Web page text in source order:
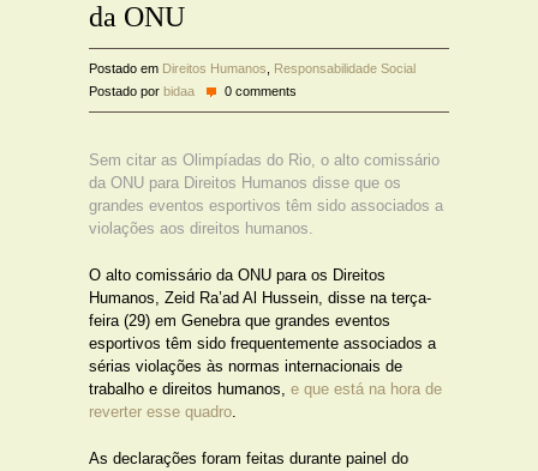
da ONU
Postado em Direitos Humanos
Responsabilidade Social
Postado por bidaa 0 comments
Sem citar as Olimpíadas do Rio, o alto comissário
da ONU para Direitos Humanos disse que os
grandes eventos esportivos têm sido associados a
violações aos direitos humanos.
O alto comissário da ONU para os Direitos
Humanos, Zeid Ra’ad Al Hussein, disse na terça-
feira (29) em Genebra que grandes eventos
esportivos têm sido frequentemente associados a
sérias violações às normas internacionais de
trabalho e direitos humanos, e que está na hora de
reverter esse quadro.
As declarações foram feitas durante painel do